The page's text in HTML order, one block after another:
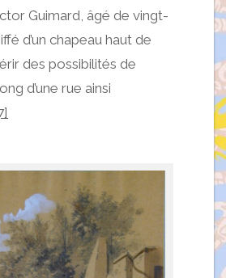
Guimard, âgé de vingt-
d’un chapeau haut de
des possibilités de
d’une rue ainsi